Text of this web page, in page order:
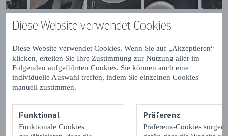
Diese Website verwendet Cookies
Diese Website verwendet Cookies. Wenn Sie auf „Akzeptieren“
klicken, erteilen Sie Ihre Zustimmung zur Nutzung aller im
Folgenden aufgeführten Cookies. Sie können auch eine
individuelle Auswahl treffen, indem Sie einzelnen Cookies
manuell zustimmen.
Funktional
Funktionale Cookies
Präferenz
Präferenz-Cookies sorgen
Zutaten
175 g Datteln (entkernt)